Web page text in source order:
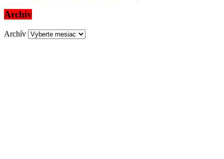
Archív
Archív